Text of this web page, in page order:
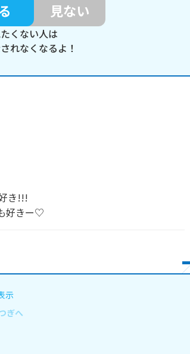
見ない
くない人は
れなくなるよ！
き!!!
好きー♡
示
ぎへ